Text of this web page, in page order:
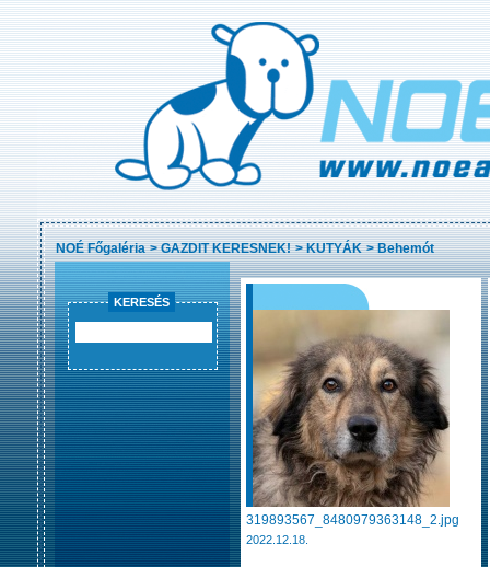
NOÉ Főgaléria >GAZDIT KERESNEK! >KUTYÁK >Behemót
KERESÉS
319893567_8480979363148_2.jpg
2022.12.18.